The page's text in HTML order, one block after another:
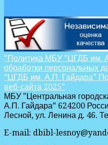
"Политика МБУ "ЦГДБ им.
обработки персональных
"ЦГДБ им. А.П. Гайдара"
веб-сайта 2025"
МБУ "Центральная
А.П. Гайдара” 624200
Лесной, ул. Ленина д. 46.
E-mail: dbibl-